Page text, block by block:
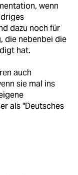
wenn
dazu noch für
die nebenbei die
hat.
auch
sie mal ins
als "Deutsches